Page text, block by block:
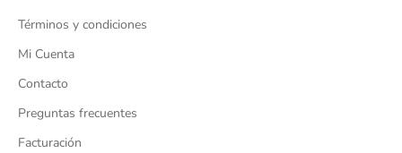
Términos y condiciones
Mi Cuenta
Contacto
Preguntas frecuentes
Facturación